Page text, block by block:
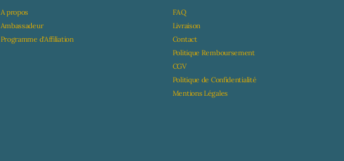
A propos
Ambassadeur
Programme d'Affiliation
FAQ
Livraison
Contact
Politique Remboursement
CGV
Politique de Confidentialité
Mentions Légales